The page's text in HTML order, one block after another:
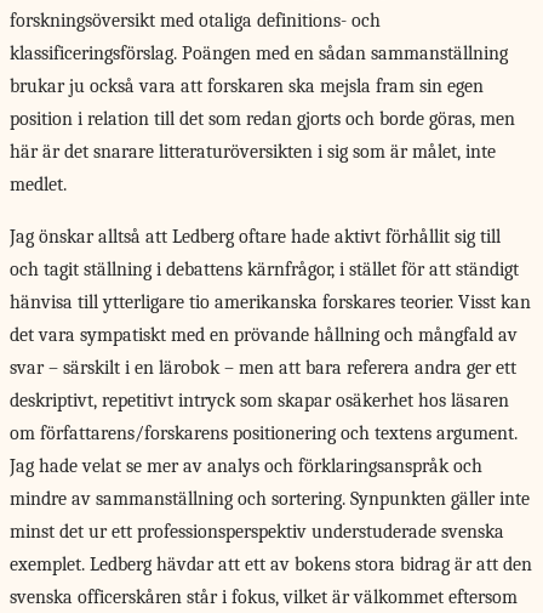
forskningsöversikt med otaliga definitions- och
klassificeringsförslag. Poängen med en sådan sammanställning
brukar ju också vara att forskaren ska mejsla fram sin egen
position i relation till det som redan gjorts och borde göras, men
här är det snarare litteraturöversikten i sig som är målet, inte
medlet.
Jag önskar alltså att Ledberg oftare hade aktivt förhållit sig till
och tagit ställning i debattens kärnfrågor, i stället för att ständigt
hänvisa till ytterligare tio amerikanska forskares teorier. Visst kan
det vara sympatiskt med en prövande hållning och mångfald av
svar – särskilt i en lärobok – men att bara referera andra ger ett
deskriptivt, repetitivt intryck som skapar osäkerhet hos läsaren
om författarens/forskarens positionering och textens argument.
Jag hade velat se mer av analys och förklaringsanspråk och
mindre av sammanställning och sortering. Synpunkten gäller inte
minst det ur ett professionsperspektiv understuderade svenska
exemplet. Ledberg hävdar att ett av bokens stora bidrag är att den
svenska officerskåren står i fokus, vilket är välkommet eftersom